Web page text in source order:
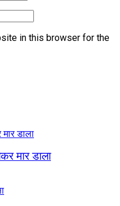
in this browser for the
मार डाला